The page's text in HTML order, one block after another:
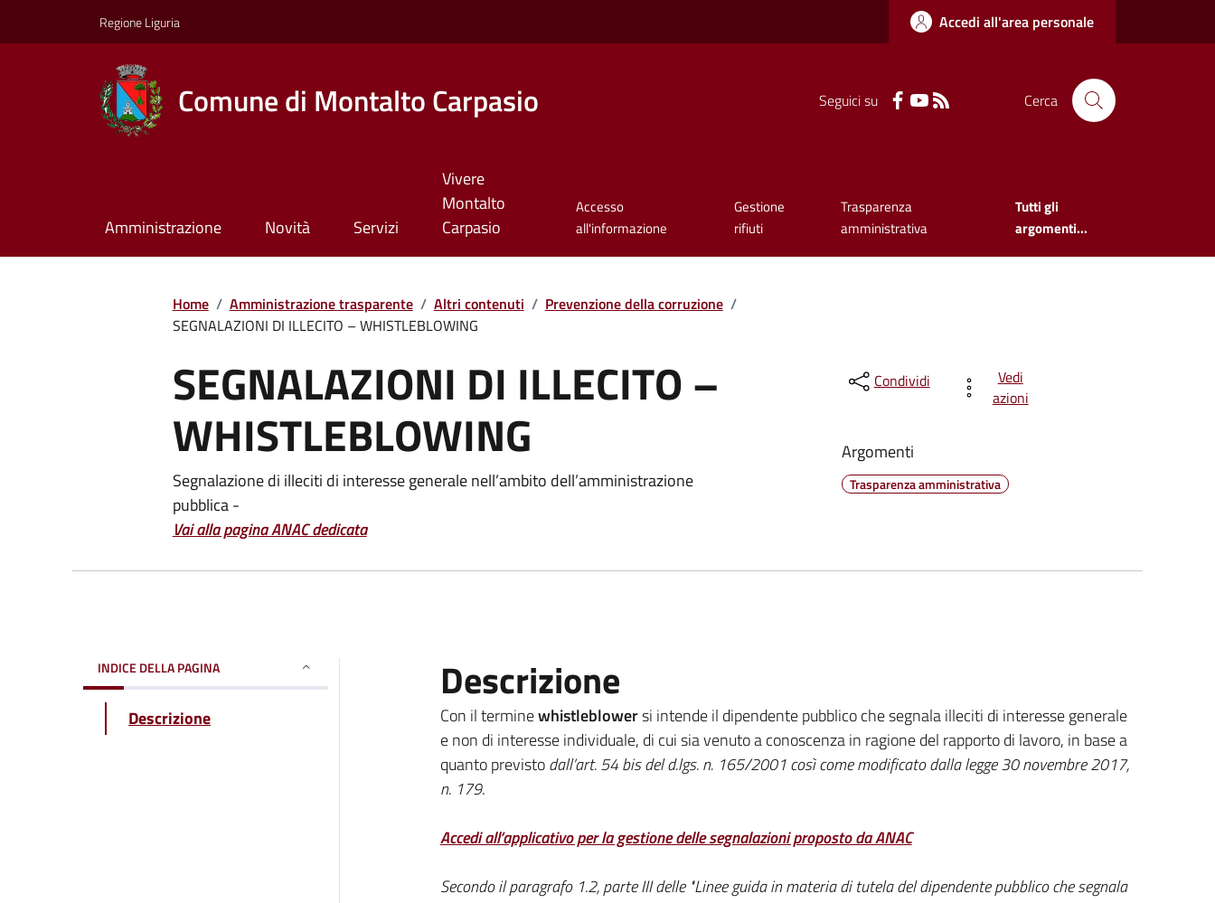
Regione Liguria Accedi all'area personale
Comune di Montalto Carpasio Seguici su Cerca
Amministrazione Novità Servizi
Vivere
Montalto
Carpasio
Accesso
all'informazione
Gestione
rifiuti
Trasparenza
amministrativa
Tutti gli
argomenti...
Home / Amministrazione trasparente / Altri contenuti / Prevenzione della corruzione /
SEGNALAZIONI DI ILLECITO – WHISTLEBLOWING
SEGNALAZIONI DI ILLECITO –
WHISTLEBLOWING
Segnalazione di illeciti di interesse generale nell’ambito dell’amministrazione
pubblica -
Vai alla pagina ANAC dedicata
Condividi
Vedi
azioni
Argomenti
Trasparenza amministrativa
INDICE DELLA PAGINA
Descrizione
Descrizione
Con il terminewhistleblowersi intende il dipendente pubblico che segnala illeciti di interesse generale
e non di interesse individuale, di cui sia venuto a conoscenza in ragione del rapporto di lavoro, in base a
quanto previstodall’art. 54 bis del d.lgs. n. 165/2001 così come modificato dalla legge 30 novembre 2017,
n. 179.
Accedi all’applicativo per la gestione delle segnalazioni proposto da ANAC
Secondo il paragrafo 1.2, parte III delle "Linee guida in materia di tutela del dipendente pubblico che segnala